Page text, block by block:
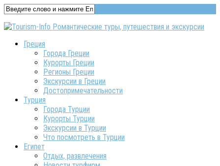
Греция
Города Греции
Курорты Греции
Регионы Греции
Экскурсии в Греции
Достопримечательности
Турция
Города Турции
Курорты Турции
Экскурсии в Турции
Что посмотреть в Турции
Египет
Отдых, развлечения